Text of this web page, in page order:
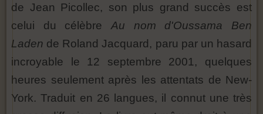
de Jean Picollec, son plus grand succès est
celui du célèbre Au nom d'Oussama Ben
Laden de Roland Jacquard, paru par un hasard
incroyable le 12 septembre 2001, quelques
heures seulement après les attentats de New-
York. Traduit en 26 langues, il connut une très